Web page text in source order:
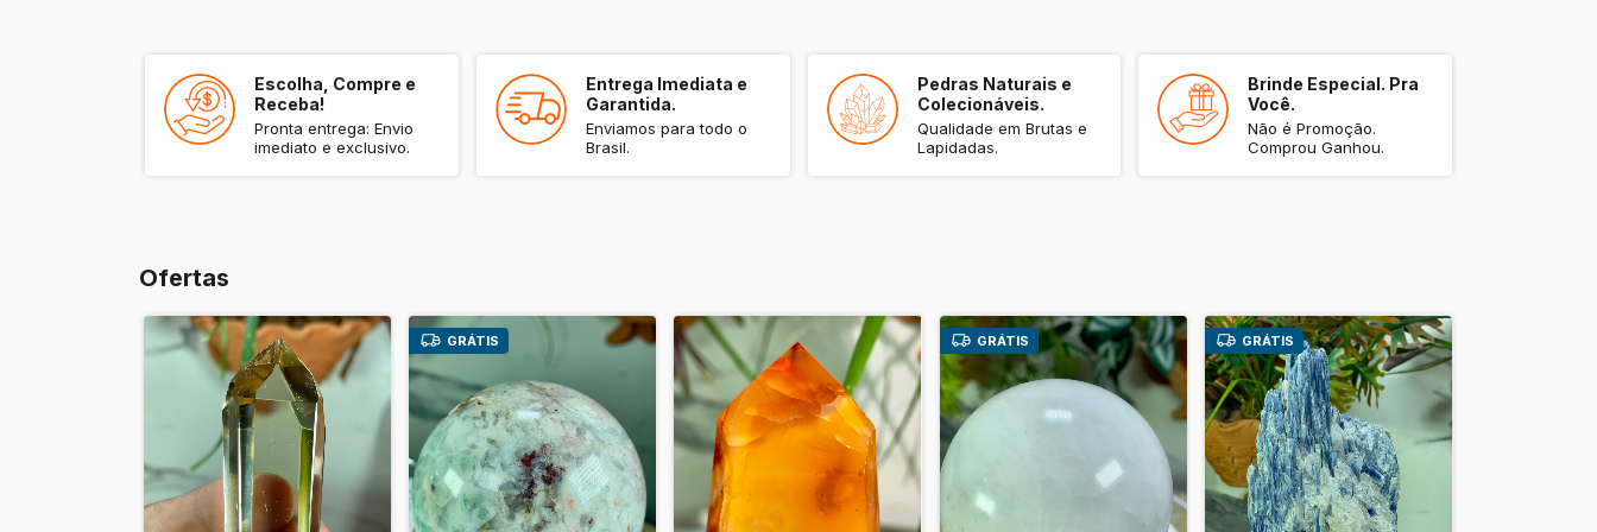
energia vibrante promove foco, iluminação espiritual e
alinhamento dos chakras. As inclusões de folhas
prateadas e arco-íris elevam a vibração, trazendo alegria
e um senso renovado de propósito.
🛒 Adquira agora sua Ponta de Cristal de Quartzo
Transparente e sinta a energia da clareza e renovação em
suas mãos! Estoque limitado – não perca esta
oportunidade exclusiva!
Escolha, Compre e
Receba!
Pronta entrega: Envio
imediato e exclusivo.
Entrega Imediata e
Garantida.
Enviamos para todo o
Brasil.
Pedras Naturais e
Colecionáveis.
Qualidade em Brutas e
Lapidadas.
Brinde Especial. Pra
Você.
Não é Promoção.
Comprou Ganhou.
Ofertas
GRÁTIS GRÁTIS GRÁTIS